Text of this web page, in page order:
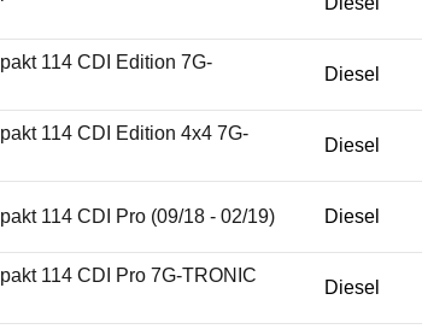
114 CDI Edition 7G-
Diesel
114 CDI Edition 4x4 7G-
Diesel
114 CDI Pro (09/18 - 02/19) Diesel
114 CDI Pro 7G-TRONIC
Diesel